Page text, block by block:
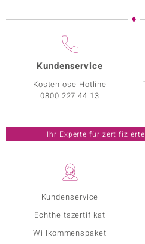
Kundenservice
Echtheitszertifikat
Willkommenspaket
Kundenservice
Kostenlose Hotline
0800 227 44 13
Ihr Experte für